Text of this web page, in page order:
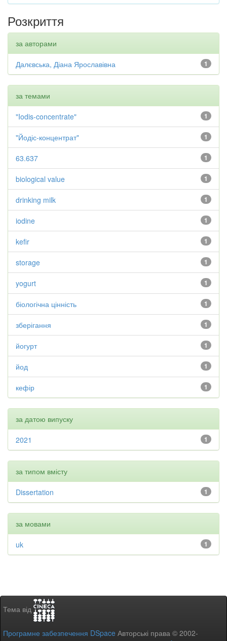
Розкриття
за авторами
1
Далєвська, Діана Ярославівна
за темами
1
"Iodis-concentrate"
1
"Йодіс-концентрат"
1
63.637
1
biological value
1
drinking milk
1
iodine
1
kefir
1
storage
1
yogurt
1
біологічна цінність
1
зберігання
1
йогурт
1
йод
1
кефір
за датою випуску
1
2021
за типом вмісту
1
Dissertation
за мовами
1
uk
Тема від
Програмне забезпечення DSpace Авторські права © 2002-